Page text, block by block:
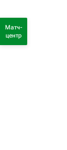
Матч-
центр